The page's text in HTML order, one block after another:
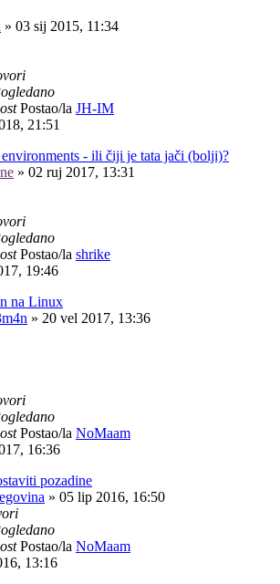
» 03 sij 2015, 11:34
Postao/la JH-IM
21:51
- ili čiji je tata jači (bolji)?
» 02 ruj 2017, 13:31
Postao/la shrike
19:46
na Linux
» 20 vel 2017, 13:36
Postao/la NoMaam
16:36
pozadine
» 05 lip 2016, 16:50
Postao/la NoMaam
13:16